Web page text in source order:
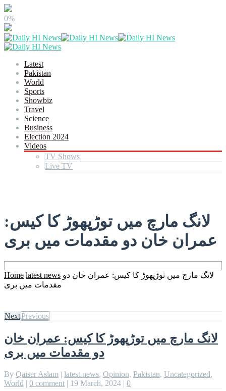
0%
Latest
Pakistan
World
Sports
Showbiz
Travel
Science
Business
Election 2024
Videos
TV Shows
Live TV
لانگ مارچ میں توڑپھوڑ کا کیس:
عمران خان دو مقدمات میں بری
Home latest news لانگ مارچ میں توڑپھوڑ کا کیس: عمران خان دو
مقدمات میں بری
NextPrevious
لانگ مارچ میں توڑپھوڑ کا کیس: عمران خان
دو مقدمات میں بری
By Qaiser Aslam | latest news, Opinion, Pakistan, Uncategorized,
World | 0 comment | 19 March, 2024 | 0